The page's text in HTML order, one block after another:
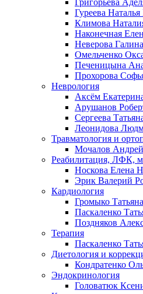
Гуреева
Климова
Наконечная
Неверова
Омельченко
Печеницына
Прохорова
Неврология
Аксём
Арушанов
Сергеева
Леонидова
Травматология и
Мочалов
Реабилитация, ЛФК,
Носкова Елена
Эрик Валерий
Кардиология
Громыко
Паскаленко
Поздняков
Терапия
Паскаленко
Диетология и
Кондратенко
Эндокринология
Головатюк